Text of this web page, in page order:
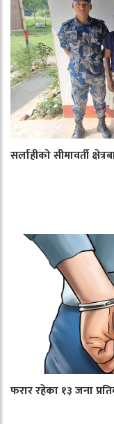
सर्लाहीको सीमावर्ती
फरार रहेका १३ जना